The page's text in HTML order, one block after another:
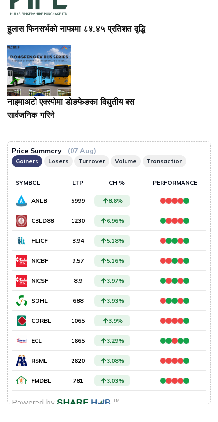
हुलास फिनसर्भको नाफामा ८४.४५ प्रतिशत वृद्धि
नाइमाअटो एक्स्पोमा डोङफेङका विद्युतीय बस
सार्वजनिक गरिने